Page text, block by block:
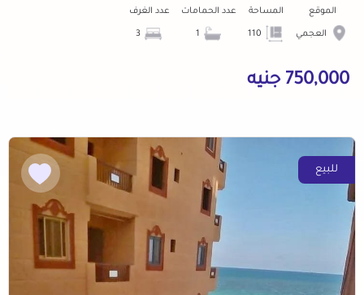
الموقع
العجمي
المساحة عدد الحمامات عدد الغرف
750,000 جنيه
للبيع